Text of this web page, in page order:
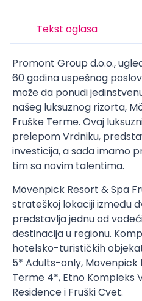
Tekst oglasa
Promont Group d.o.o.,
60 godina uspešnog
može da ponudi
našeg luksuznog rizorta,
Fruške Terme. Ovaj
prelepom Vrdniku,
investicija, a sada imamo
tim sa novim talentima.
Mӧvenpick Resort & Spa
strateškoj lokaciji između
predstavlja jednu od
destinacija u regionu.
hotelsko-turističkih
5* Adults-only, Movenpick
Terme 4*, Etno Kompleks
Residence i Fruški Cvet.